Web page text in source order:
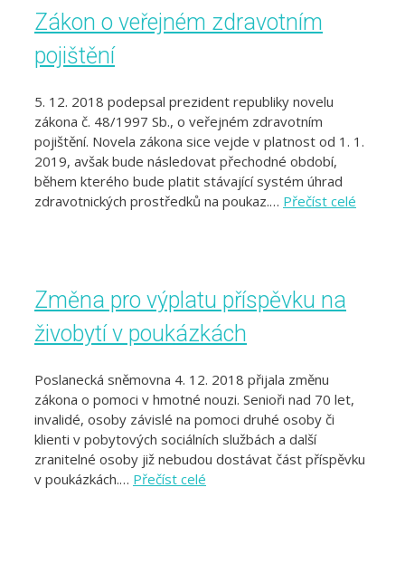
Zákon o veřejném zdravotním
pojištění
5. 12. 2018 podepsal prezident republiky novelu
zákona č. 48/1997 Sb., o veřejném zdravotním
pojištění. Novela zákona sice vejde v platnost od 1. 1.
2019, avšak bude následovat přechodné období,
během kterého bude platit stávající systém úhrad
zdravotnických prostředků na poukaz.… Přečíst celé
Změna pro výplatu příspěvku na
živobytí v poukázkách
Poslanecká sněmovna 4. 12. 2018 přijala změnu
zákona o pomoci v hmotné nouzi. Senioři nad 70 let,
invalidé, osoby závislé na pomoci druhé osoby či
klienti v pobytových sociálních službách a další
zranitelné osoby již nebudou dostávat část příspěvku
v poukázkách.… Přečíst celé